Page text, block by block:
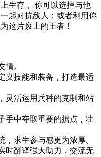
生存， 你可以选择与他
起对抗敌人；或者利用你
这片废土的王者！
情。
义技能和装备，打造最适
灵活运用兵种的克制和站
手中夺取重要的据点，壮
，求生参与感更为浓厚。
时翻译强大助力，交流无